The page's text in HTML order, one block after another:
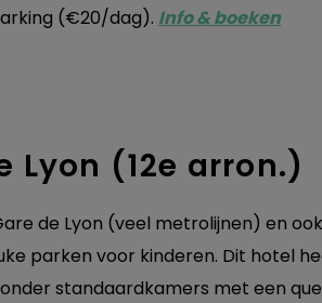
(€20/dag). Info & boeken
Lyon (12e arron.)
de Lyon (veel metrolijnen) en
parken voor kinderen. Dit hotel
standaardkamers met een